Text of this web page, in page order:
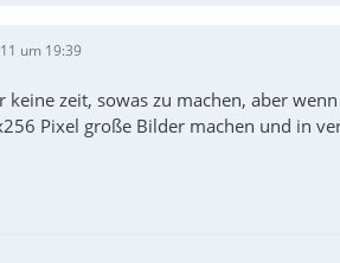
um 19:39
keine zeit, sowas zu machen, aber
Pixel große Bilder machen und in